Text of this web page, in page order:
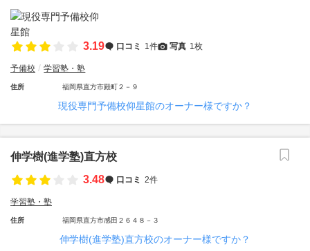
3.19 口コミ 1件 写真 1枚
予備校 学習塾・塾
住所 福岡県直方市殿町２－９
現役専門予備校仰星館のオーナー様ですか？
伸学樹(進学塾)直方校
3.48
口コミ 2件
学習塾・塾
住所 福岡県直方市感田２６４８－３
伸学樹(進学塾)直方校のオーナー様ですか？